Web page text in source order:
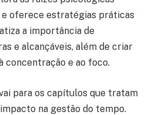
oferece estratégias práticas
a importância de
e alcançáveis, além de criar
concentração e ao foco.
para os capítulos que tratam
na gestão do tempo.